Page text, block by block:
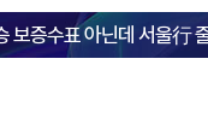
보증수표 아닌데 서울行